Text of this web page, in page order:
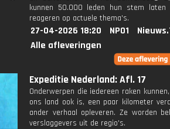
kunnen 50.000 leden hun stem laten
reageren op actuele thema's.
27-04-2026 18:20 NPO1
Alle afleveringen
Expeditie Nederland: Afl. 17
Onderwerpen die iedereen raken
ons land ook is, een paar kilometer
ander verhaal opleveren. Ze worden
verslaggevers uit de regio's.